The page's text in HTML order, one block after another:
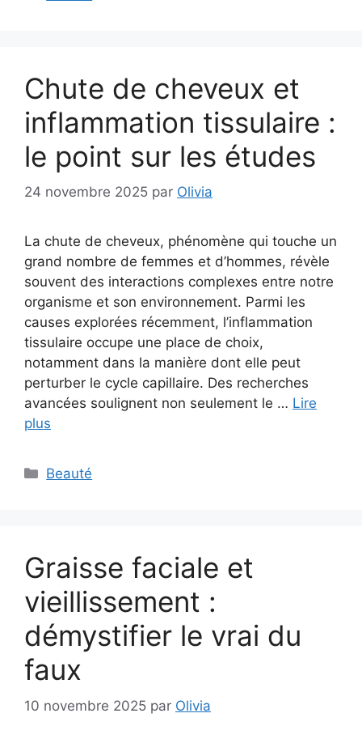
Chute de cheveux et
inflammation tissulaire :
le point sur les études
24 novembre 2025 par Olivia
La chute de cheveux, phénomène qui touche un
grand nombre de femmes et d’hommes, révèle
souvent des interactions complexes entre notre
organisme et son environnement. Parmi les
causes explorées récemment, l’inflammation
tissulaire occupe une place de choix,
notamment dans la manière dont elle peut
perturber le cycle capillaire. Des recherches
avancées soulignent non seulement le … Lire
plus
Catégories
Beauté
Graisse faciale et
vieillissement :
démystifier le vrai du
faux
10 novembre 2025 par Olivia